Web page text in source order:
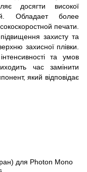
досягти високої
Обладает более
печати.
захисту та
захисної плівки.
та умов
час замінити
який відповідає
для Photon Mono